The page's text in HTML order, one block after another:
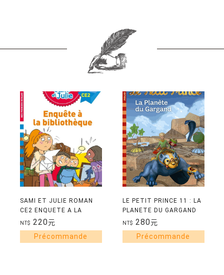
SAMI ET JULIE ROMAN
CE2 ENQUETE A LA
BIBLIOTHEQUE
NT$ 220元
LE PETIT PRINCE 11 : LA
PLANETE DU GARGAND
NT$ 280元